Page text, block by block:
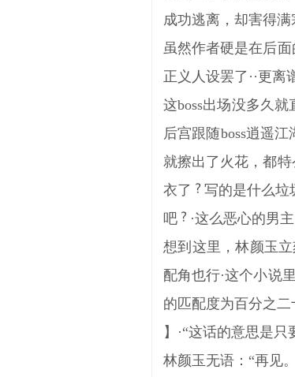
成功逃离，却害得
虽然作者硬是在后
正义人设罢了··更离
这boss出场没多久
后宫跟随boss逍遥
就擦出了火花，都
衣了
写的是什么垃
吧
·这么恶心的男
想到这里，林颜玉
配角也行·这个小说
的匹配度为百分之
】·“这话的意思是
林颜玉无语：“再见